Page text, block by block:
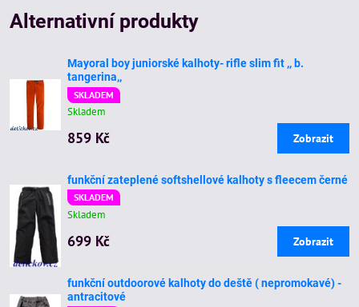
Alternativní produkty
Mayoral boy juniorské kalhoty- rifle slim fit ,, b.
tangerina,,
SKLADEM
Skladem
859 Kč Zobrazit
funkční zateplené softshellové kalhoty s fleecem černé
SKLADEM
Skladem
699 Kč Zobrazit
funkční outdoorové kalhoty do deště ( nepromokavé) -
antracitové